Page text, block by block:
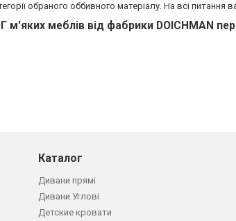
обраного оббивного матеріалу. На всі
меблів від фабрики DOICHMAN
Каталог
Дивани прямі
Дивани Углові
Детские кровати